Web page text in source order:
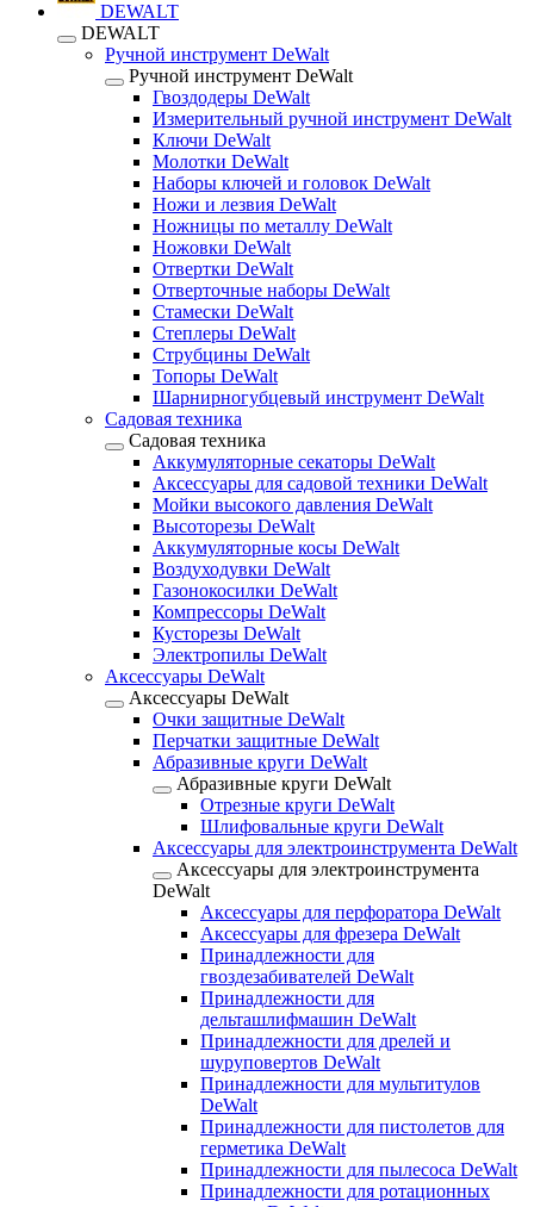
DEWALT
DEWALT
Ручной инструмент DeWalt
Ручной инструмент DeWalt
Гвоздодеры DeWalt
Измерительный ручной инструмент DeWalt
Ключи DeWalt
Молотки DeWalt
Наборы ключей и головок DeWalt
Ножи и лезвия DeWalt
Ножницы по металлу DeWalt
Ножовки DeWalt
Отвертки DeWalt
Отверточные наборы DeWalt
Стамески DeWalt
Степлеры DeWalt
Струбцины DeWalt
Топоры DeWalt
Шарнирногубцевый инструмент DeWalt
Садовая техника
Садовая техника
Аккумуляторные секаторы DeWalt
Аксессуары для садовой техники DeWalt
Мойки высокого давления DeWalt
Высоторезы DeWalt
Аккумуляторные косы DeWalt
Воздуходувки DeWalt
Газонокосилки DeWalt
Компрессоры DeWalt
Кусторезы DeWalt
Электропилы DeWalt
Аксессуары DeWalt
Аксессуары DeWalt
Очки защитные DeWalt
Перчатки защитные DeWalt
Абразивные круги DeWalt
Абразивные круги DeWalt
Отрезные круги DeWalt
Шлифовальные круги DeWalt
Аксессуары для электроинструмента DeWalt
Аксессуары для электроинструмента
DeWalt
Аксессуары для перфоратора DeWalt
Аксессуары для фрезера DeWalt
Принадлежности для
гвоздезабивателей DeWalt
Принадлежности для
дельташлифмашин DeWalt
Принадлежности для дрелей и
шуруповертов DeWalt
Принадлежности для мультитулов
DeWalt
Принадлежности для пистолетов для
герметика DeWalt
Принадлежности для пылесоса DeWalt
Принадлежности для ротационных